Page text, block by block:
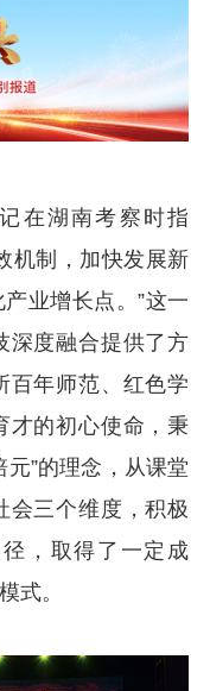
在湖南考察时指
机制，加快发展新
业增长点。”这一
深度融合提供了方
百年师范、红色学
才的初心使命，秉
”的理念，从课堂
会三个维度，积极
，取得了一定成
式。